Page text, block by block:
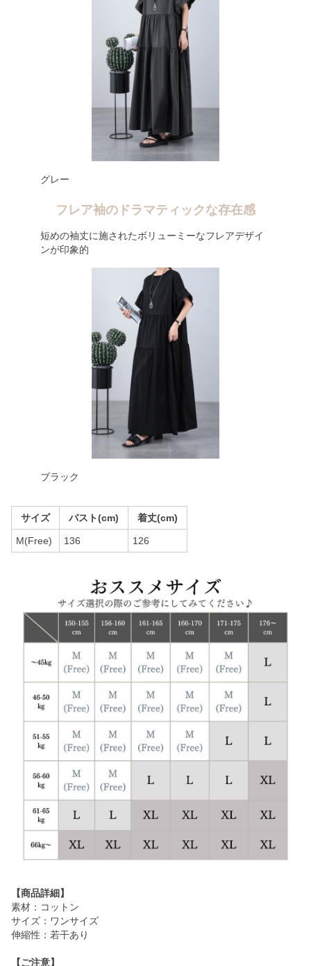
グレー
フレア袖のドラマティックな存在感
短めの袖丈に施されたボリューミーなフレアデザイ
ンが印象的
ブラック
サイズ バスト(cm) 着丈(cm)
M(Free) 136 126
【商品詳細】
素材：コットン
サイズ：ワンサイズ
伸縮性：若干あり
【ご注意】